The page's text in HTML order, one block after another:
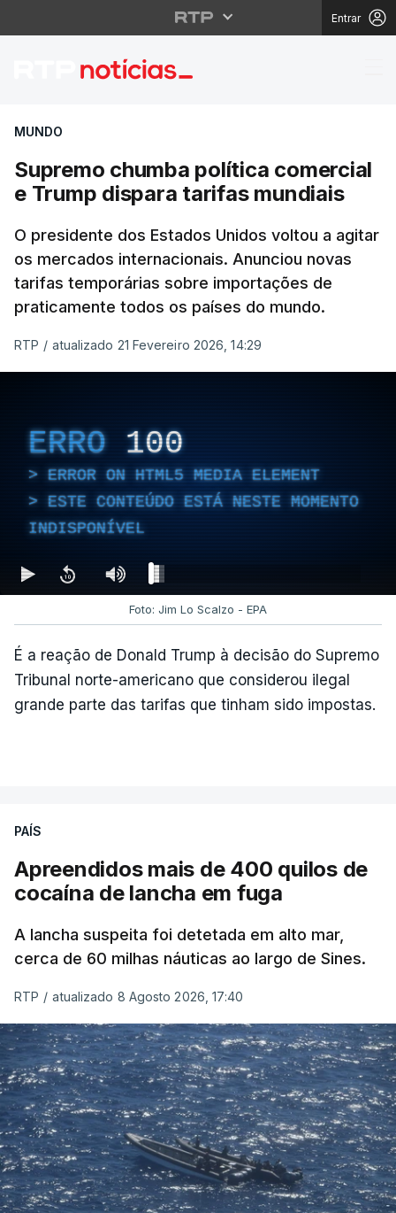
Entrar
Supremo chumba
MUNDO
Supremo chumba política comercial
e Trump dispara tarifas mundiais
O presidente dos Estados Unidos voltou a agitar
os mercados internacionais. Anunciou novas
tarifas temporárias sobre importações de
praticamente todos os países do mundo.
RTP / atualizado 21 Fevereiro 2026, 14:29
ERRO 100
ERROR ON HTML5 MEDIA ELEMENT
ESTE CONTEÚDO ESTÁ NESTE MOMENTO
INDISPONÍVEL
Foto: Jim Lo Scalzo - EPA
É a reação de Donald Trump à decisão do Supremo
Tribunal norte-americano que considerou ilegal
grande parte das tarifas que tinham sido impostas.
PAÍS
Apreendidos mais de 400 quilos de
cocaína de lancha em fuga
A lancha suspeita foi detetada em alto mar,
cerca de 60 milhas náuticas ao largo de Sines.
RTP / atualizado 8 Agosto 2026, 17:40